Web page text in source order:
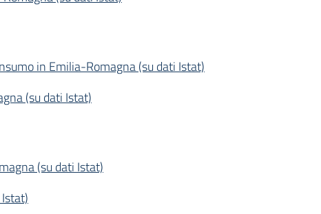
in Emilia-Romagna (su dati Istat)
(su dati Istat)
(su dati Istat)